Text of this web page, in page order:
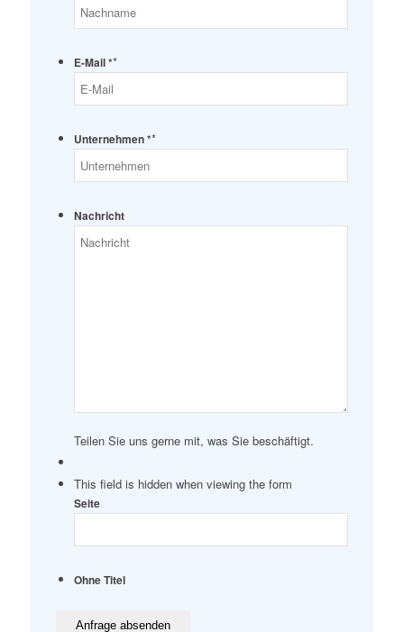
E-Mail **
Unternehmen **
Nachricht
Teilen Sie uns gerne mit, was Sie beschäftigt.
This field is hidden when viewing the form
Seite
Ohne Titel